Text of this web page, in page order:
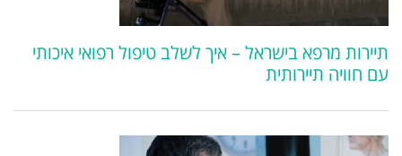
תיירות מרפא בישראל – איך לשלב טיפול רפואי איכותי
עם חוויה תיירותית